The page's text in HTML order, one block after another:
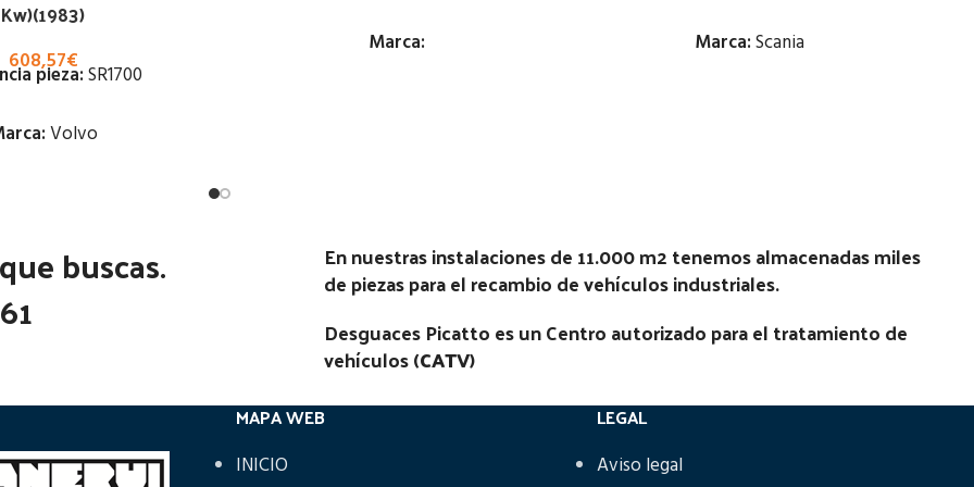
Kw)(1983)
608,57€
pieza:SR1700
Volvo
Ubicación:
F 12 227 KW (1983-
RG (4X2)
Marca:
Código Pieza:45728
Marca:Scania
(4X2) | 01.87 - 12.96
Código Pieza:
buscas. En nuestras instalaciones de 11.000 m2 tenemos almacenadas miles
de piezas para el recambio de vehículos industriales.
Desguaces Picatto es un Centro autorizado para el tratamiento de
vehículos (CATV)
MAPA WEB
INICIO
LEGAL
Aviso legal